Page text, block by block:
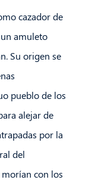
cazador de
amuleto
Su origen se
pueblo de los
alejar de
por la
del
morían con los